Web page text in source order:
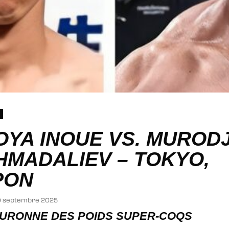
INOUE VS.
– TOKYO,
septembre 2025
DES POIDS SUPER-COQS